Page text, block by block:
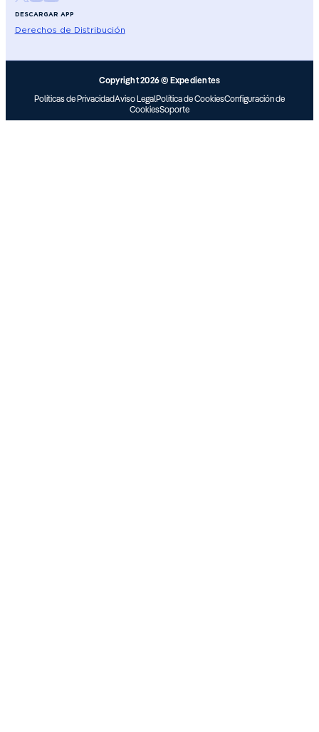
DESCARGAR APP
Derechos de Distribución
Copyright 2026 © Expedientes
Políticas de PrivacidadAviso LegalPolítica de CookiesConfiguración de
CookiesSoporte